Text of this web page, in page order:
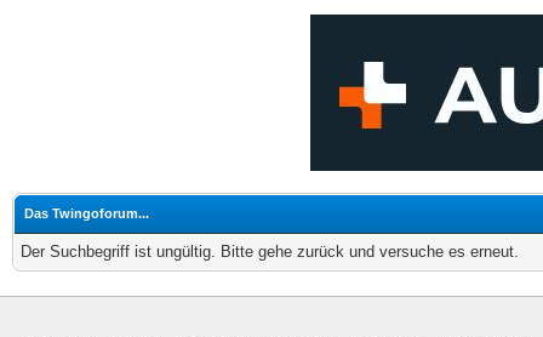
Das Twingoforum...
Der Suchbegriff ist ungültig. Bitte gehe zurück und versuche es erneut.